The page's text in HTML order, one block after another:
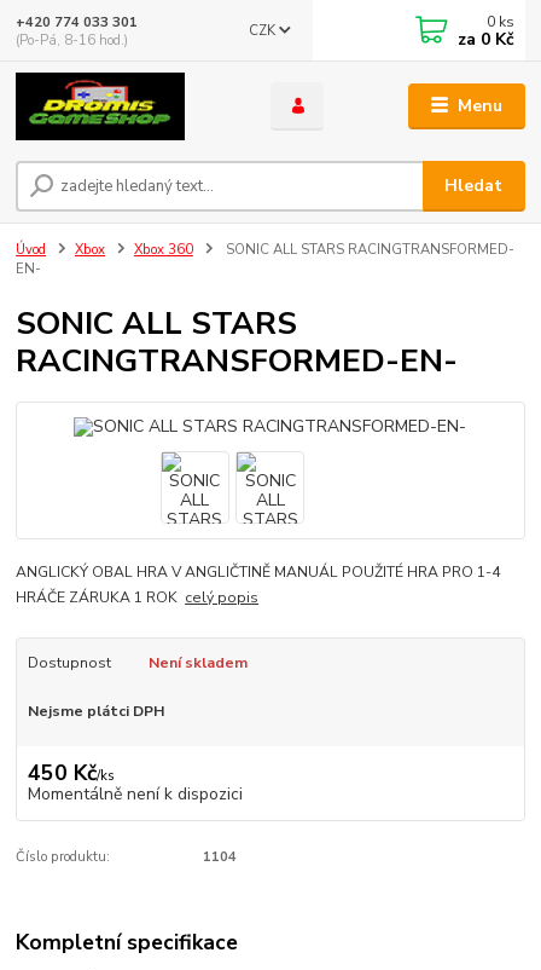
Menu
CZK
Hledat
+420 774 033 301
(Po-Pá, 8-16 hod.)
0 ks
za 0 Kč
Úvod Xbox Xbox 360
SONIC ALL STARS RACINGTRANSFORMED-
EN-
SONIC ALL STARS
RACINGTRANSFORMED-EN-
ANGLICKÝ OBAL HRA V ANGLIČTINĚ MANUÁL POUŽITÉ HRA PRO 1-4
HRÁČE ZÁRUKA 1 ROK celý popis
Dostupnost Není skladem
Nejsme plátci DPH
450 Kč/ks
Momentálně není k dispozici
Číslo produktu: 1104
Kompletní specifikace